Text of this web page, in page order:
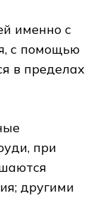
именно с
с помощью
в пределах
при
другими